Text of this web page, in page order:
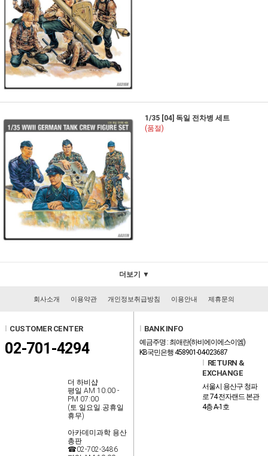
1/35 [04] 독일 전차병 세트
(품절)
더보기 ▼
회사소개 이용약관 개인정보취급방침 이용안내 제휴문의
l CUSTOMER CENTER
02-701-4294
더 하비샵
평일 AM 10:00 -
PM 07:00
(토.일요일.공휴일
휴무)
아카데미과학 용산
총판
☎02-702-3486
l BANK INFO
예금주명 : 최애란(하비에이에스이엠)
KB국민은행 458901-04-023687
l RETURN &
EXCHANGE
서울시 용산구 청파
로 74 전자랜드 본관
4층 A-1호